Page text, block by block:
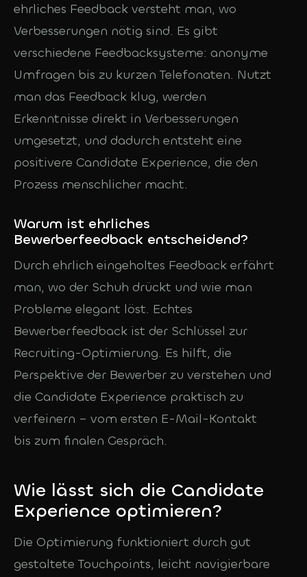
ehrliches Feedback versteht man, wo
Verbesserungen nötig sind. Es gibt
verschiedene Feedbacksysteme: anonyme
Umfragen bis zu kurzen Telefonaten. Nutzt
man das Feedback klug, werden
Erkenntnisse direkt in Verbesserungen
umgesetzt, und dadurch entsteht eine
positivere Candidate Experience, die den
Prozess menschlicher macht.
Warum ist ehrliches
Bewerberfeedback entscheidend?
Durch ehrlich eingeholtes Feedback erfährt
man, wo der Schuh drückt und wie man
Probleme elegant löst. Echtes
Bewerberfeedback ist der Schlüssel zur
Recruiting-Optimierung. Es hilft, die
Perspektive der Bewerber zu verstehen und
die Candidate Experience praktisch zu
verfeinern – vom ersten E-Mail-Kontakt
bis zum finalen Gespräch.
Wie lässt sich die Candidate
Experience optimieren?
Die Optimierung funktioniert durch gut
gestaltete Touchpoints, leicht navigierbare